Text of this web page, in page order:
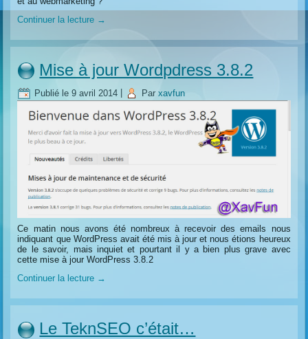
Continuer la lecture →
Mise à jour Wordpdress 3.8.2
Publié le 9 avril 2014 Par xavfun
Ce matin nous avons été nombreux à recevoir des emails nous
indiquant que WordPress avait été mis à jour et nous étions heureux
de le savoir, mais inquiet et pourtant il y a bien plus grave avec
cette mise à jour WordPress 3.8.2
Continuer la lecture →
Le TeknSEO c’était…